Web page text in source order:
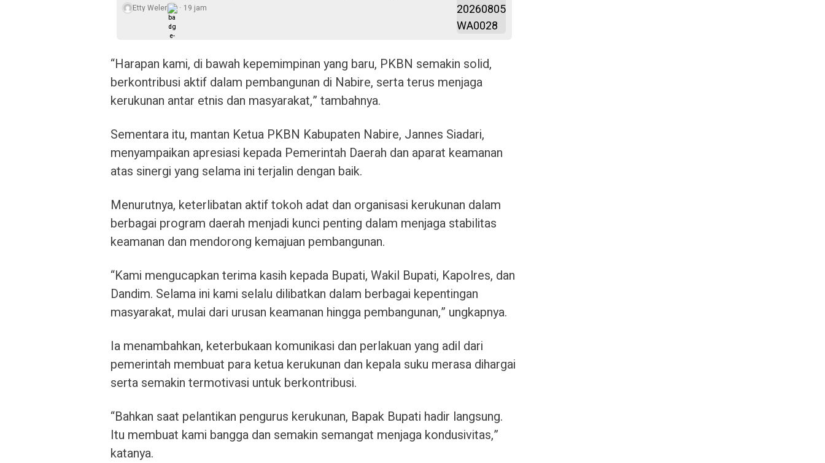
Etty Weler 19 jam
“Harapan kami, di bawah kepemimpinan yang baru, PKBN semakin solid,
berkontribusi aktif dalam pembangunan di Nabire, serta terus menjaga
kerukunan antar etnis dan masyarakat,” tambahnya.
Sementara itu, mantan Ketua PKBN Kabupaten Nabire, Jannes Siadari,
menyampaikan apresiasi kepada Pemerintah Daerah dan aparat keamanan
atas sinergi yang selama ini terjalin dengan baik.
Menurutnya, keterlibatan aktif tokoh adat dan organisasi kerukunan dalam
berbagai program daerah menjadi kunci penting dalam menjaga stabilitas
keamanan dan mendorong kemajuan pembangunan.
“Kami mengucapkan terima kasih kepada Bupati, Wakil Bupati, Kapolres, dan
Dandim. Selama ini kami selalu dilibatkan dalam berbagai kepentingan
masyarakat, mulai dari urusan keamanan hingga pembangunan,” ungkapnya.
Ia menambahkan, keterbukaan komunikasi dan perlakuan yang adil dari
pemerintah membuat para ketua kerukunan dan kepala suku merasa dihargai
serta semakin termotivasi untuk berkontribusi.
“Bahkan saat pelantikan pengurus kerukunan, Bapak Bupati hadir langsung.
Itu membuat kami bangga dan semakin semangat menjaga kondusivitas,”
katanya.